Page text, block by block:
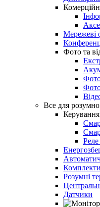
Мережеві
Фото та
Все для
Розумні
Датчики